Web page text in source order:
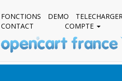
FONCTIONS DEMO
CONTACT
COMPTE